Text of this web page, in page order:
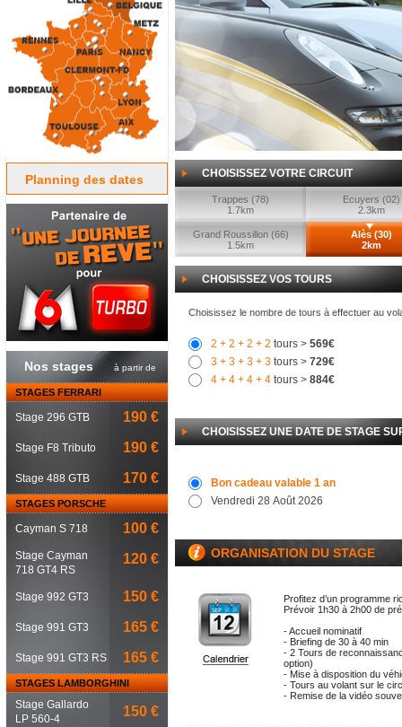
Planning des dates
Nos stages à partir de
STAGES FERRARI
Stage 296 GTB 190 €
Stage F8 Tributo 190 €
Stage 488 GTB 170 €
STAGES PORSCHE
Cayman S 718 100 €
Stage Cayman
718 GT4 RS
120 €
Stage 992 GT3 150 €
Stage 991 GT3 165 €
Stage 991 GT3 RS 165 €
STAGES LAMBORGHINI
Stage Gallardo
LP 560-4
150 €
CHOISISSEZ VOTRE CIRCUIT
Trappes (78)
1.7km
Ecuyers (02)
2.3km
Grand Roussillon (66)
1.5km
Alès (30)
2km
CHOISISSEZ VOS TOURS
Choisissez le nombre de tours à effectuer au
2 + 2 + 2 + 2 tours > 569€
3 + 3 + 3 + 3 tours > 729€
4 + 4 + 4 + 4 tours > 884€
CHOISISSEZ UNE DATE DE STAGE
Bon cadeau valable 1 an
Vendredi 28 Août 2026
ORGANISATION DU STAGE
Profitez d’un programme
Prévoir 1h30 à 2h00 de
- Accueil nominatif
- Briefing de 30 à 40 min
- 2 Tours de
option)
- Mise à disposition du
- Tours au volant sur le
- Remise de la vidéo